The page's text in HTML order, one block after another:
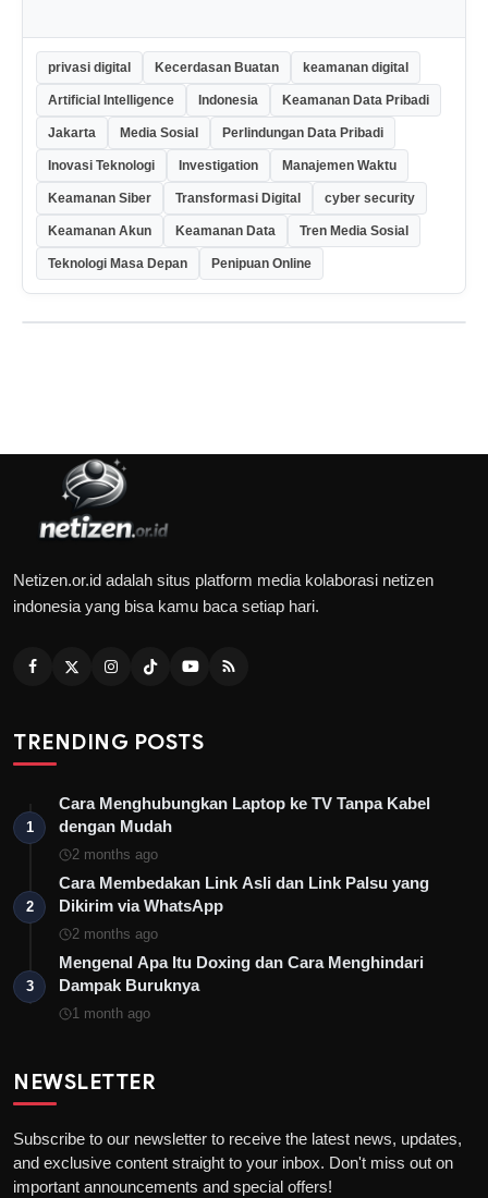
privasi digital Kecerdasan Buatan keamanan digital
Artificial Intelligence Indonesia Keamanan Data Pribadi
Jakarta Media Sosial Perlindungan Data Pribadi
Inovasi Teknologi Investigation Manajemen Waktu
Keamanan Siber Transformasi Digital cyber security
Keamanan Akun Keamanan Data Tren Media Sosial
Teknologi Masa Depan Penipuan Online
Netizen.or.id adalah situs platform media kolaborasi netizen
indonesia yang bisa kamu baca setiap hari.
TRENDING POSTS
1
Cara Menghubungkan Laptop ke TV Tanpa Kabel
dengan Mudah
2 months ago
2
Cara Membedakan Link Asli dan Link Palsu yang
Dikirim via WhatsApp
2 months ago
3
Mengenal Apa Itu Doxing dan Cara Menghindari
Dampak Buruknya
1 month ago
NEWSLETTER
Subscribe to our newsletter to receive the latest news, updates,
and exclusive content straight to your inbox. Don't miss out on
important announcements and special offers!